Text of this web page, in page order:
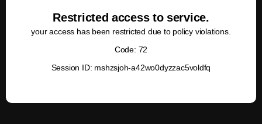
Restricted access to service.
your access has been restricted due to policy violations.
Code: 72
Session ID: mshzsjoh-a42wo0dyzzac5voldfq